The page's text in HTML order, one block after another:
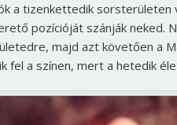
a tizenkettedik
pozícióját szánják neked.
majd azt követően a
fel a színen, mert a hetedik